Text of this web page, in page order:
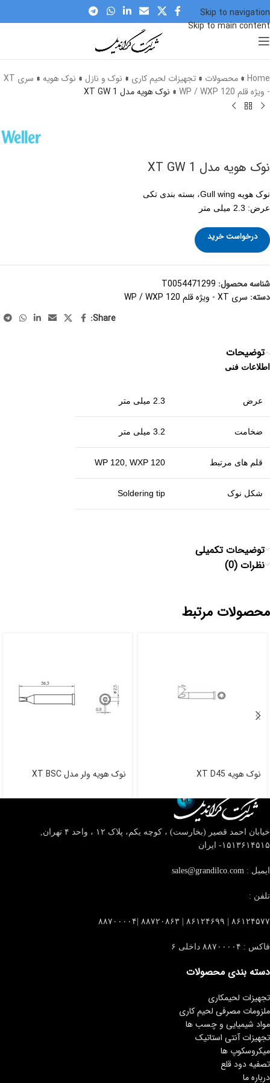
Skip to navigation
Skip to main content
برای بزرگنمایی کلیک کنید
Home
» محصولات » تجهیزات لحیم کاری » نوک و نازل » نوک هویه »
سری XT
- ویژه قلم WP / WXP 120
» نوک هویه مدل XT GW 1
نوک هویه مدل XT GW 1
نوک هویه Gull wing، بسته بندی تکی
عرض: 2.3 میلی متر
درخواست خرید
شناسه محصول: T0054471299
دسته: سری XT - ویژه قلم WP / WXP 120
Share:
توضیحات
اطلاعات فنی
عرض 2.3 میلی متر
ضخامت 3.2 میلی متر
قلم های مرتبط WP 120, WXP 120
شکل نوک Soldering tip
توضیحات تکمیلی
نظرات (0)
محصولات مرتبط
نوک هویه XT D45 نوک هویه ولر مدل XT BSC
خیابان احمد قصیر (بخارست) ، کوچه یکم، پلاک ۱۲ ، واحد ۴
تهران,
۱۵۱۳۶۱۴۵۱۵- ایران
ایمیل : sales@grandilco.com
تلفن :
۸۶۱۲۴۵۷۷ | ۸۶۱۲۴۶۹۹ | ۸۸۷۲۰۸۶۳ |۸۸۷۰۰۰۰۴
فاکس : ۸۸۷۰۰۰۰۴ داخلی ۶
دسته بندی محصولات
تجهیزات لحیمکاری
ملزومات مصرفی لحیم کاری
مواد شیمیایی و چسب ها
تجهیزات آنتی استاتیک
میکروسکوپ ها
تصفیه دود قلع
درباره ما